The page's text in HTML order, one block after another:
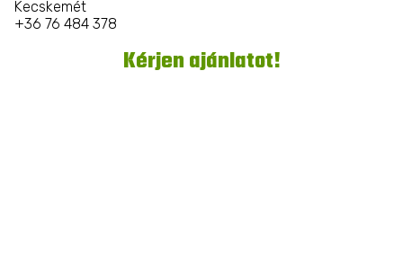
Kecskemét
+36 76 484 378
Kérjen ajánlatot!